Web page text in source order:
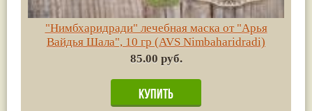
"Нимбхаридради" лечебная маска от "Арья
Вайдья Шала", 10 гр (AVS Nimbaharidradi)
85.00 руб.